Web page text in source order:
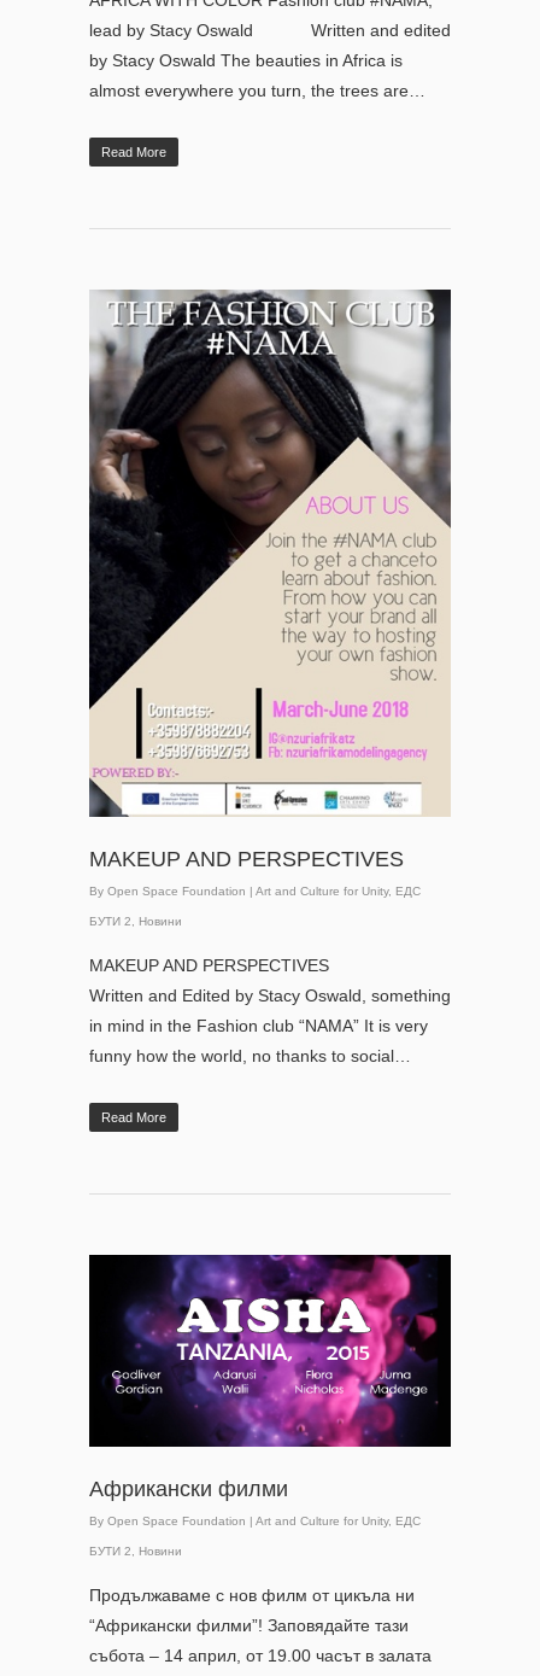
lead by Stacy Oswald Written and edited
by Stacy Oswald The beauties in Africa is
almost everywhere you turn, the trees are…
Read More
MAKEUP AND PERSPECTIVES
By Open Space Foundation | Art and Culture for Unity, ЕДС
БУТИ 2 Новини
MAKEUP AND PERSPECTIVES
Written and Edited by Stacy Oswald, something
in mind in the Fashion club “NAMA” It is very
funny how the world, no thanks to social…
Read More
Африкански филми
By Open Space Foundation | Art and Culture for Unity, ЕДС
БУТИ 2 Новини
Продължаваме с нов филм от цикъла ни
“Африкански филми”! Заповядайте тази
събота – 14 април, от 19.00 часът в залата